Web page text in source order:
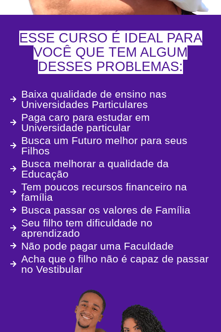
ESSE CURSO É IDEAL PARA
VOCÊ QUE TEM ALGUM
DESSES PROBLEMAS:
Baixa qualidade de ensino nas
Universidades Particulares
Paga caro para estudar em
Universidade particular
Busca um Futuro melhor para seus
Filhos
Busca melhorar a qualidade da
Educação
Tem poucos recursos financeiro na
família
Busca passar os valores de Família
Seu filho tem dificuldade no
aprendizado
Não pode pagar uma Faculdade
Acha que o filho não é capaz de passar
no Vestibular